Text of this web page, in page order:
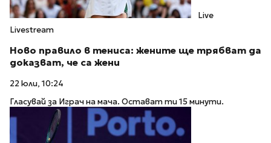
Live
Livestream
Ново правило в тениса: жените ще трябват да
доказват, че са жени
22 юли, 10:24
Гласувай за Играч на мача. Остават ти 15 минути.